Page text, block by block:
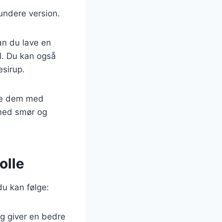
version.
du lave en
Du kan også
dem med
smør og
kan følge:
giver en bedre